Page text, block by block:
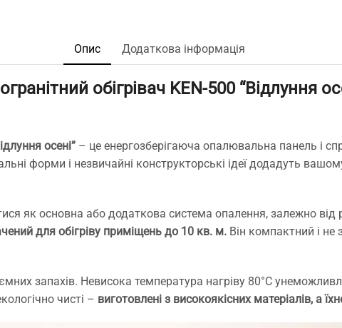
пліснява на
,навіть якщо
їх з усіма
рідинами
з
по телефону
швидка.Надійно
Легко
зрозуміло.
я знала про плінтуси
встановила би їх
Опис Додаткова інформація
обігрівач KEN-500 “Відлуння
осені” – це енергозберігаюча опалювальна панель і
форми і незвичайні конструкторські ідеї додадуть
як основна або додаткова система опалення, залежно від
для обігріву приміщень до 10 кв. м. Він компактний і
запахів. Невисока температура нагріву 80°С
чисті – виготовлені з високоякісних матеріалів, а